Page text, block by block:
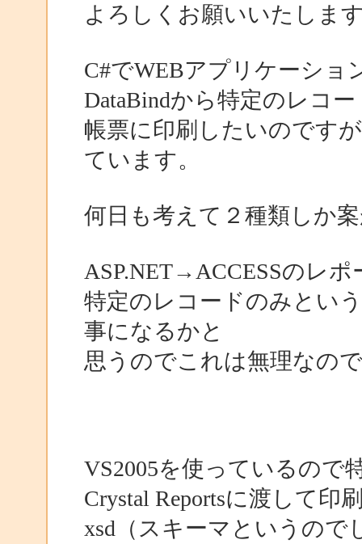
よろしくお願いいたしま
C#でWEBアプリケーショ
DataBindから特定のレコ
帳票に印刷したいのです
ています。
何日も考えて２種類しか
ASP.NET→ACCESSのレ
特定のレコードのみとい
事になるかと
思うのでこれは無理なの
VS2005を使っているので
Crystal Reportsに渡して印
xsd（スキーマというので